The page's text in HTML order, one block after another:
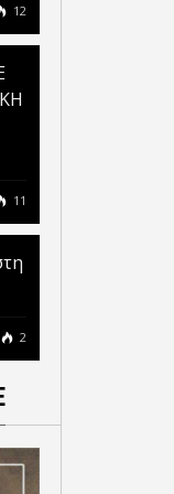
ΕΜΠΕΙΡΙΑ
ΠΟΛΙΤΩΝ
12
11
2